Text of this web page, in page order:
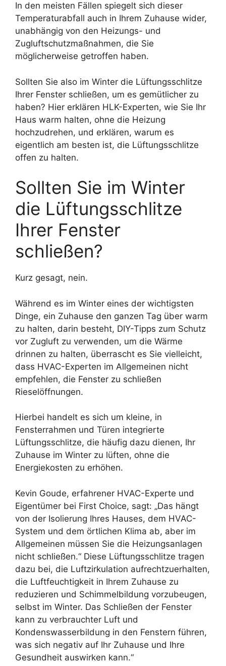
In den meisten Fällen spiegelt sich dieser
Temperaturabfall auch in Ihrem Zuhause wider,
unabhängig von den Heizungs- und
Zugluftschutzmaßnahmen, die Sie
möglicherweise getroffen haben.
Sollten Sie also im Winter die Lüftungsschlitze
Ihrer Fenster schließen, um es gemütlicher zu
haben? Hier erklären HLK-Experten, wie Sie Ihr
Haus warm halten, ohne die Heizung
hochzudrehen, und erklären, warum es
eigentlich am besten ist, die Lüftungsschlitze
offen zu halten.
Sollten Sie im Winter
die Lüftungsschlitze
Ihrer Fenster
schließen?
Kurz gesagt, nein.
Während es im Winter eines der wichtigsten
Dinge, ein Zuhause den ganzen Tag über warm
zu halten, darin besteht, DIY-Tipps zum Schutz
vor Zugluft zu verwenden, um die Wärme
drinnen zu halten, überrascht es Sie vielleicht,
dass HVAC-Experten im Allgemeinen nicht
empfehlen, die Fenster zu schließen
Rieselöffnungen.
Hierbei handelt es sich um kleine, in
Fensterrahmen und Türen integrierte
Lüftungsschlitze, die häufig dazu dienen, Ihr
Zuhause im Winter zu lüften, ohne die
Energiekosten zu erhöhen.
Kevin Goude, erfahrener HVAC-Experte und
Eigentümer bei First Choice, sagt: „Das hängt
von der Isolierung Ihres Hauses, dem HVAC-
System und dem örtlichen Klima ab, aber im
Allgemeinen müssen Sie die Heizungsanlagen
nicht schließen.“ Diese Lüftungsschlitze tragen
dazu bei, die Luftzirkulation aufrechtzuerhalten,
die Luftfeuchtigkeit in Ihrem Zuhause zu
reduzieren und Schimmelbildung vorzubeugen,
selbst im Winter. Das Schließen der Fenster
kann zu verbrauchter Luft und
Kondenswasserbildung in den Fenstern führen,
was sich negativ auf Ihr Zuhause und Ihre
Gesundheit auswirken kann.“